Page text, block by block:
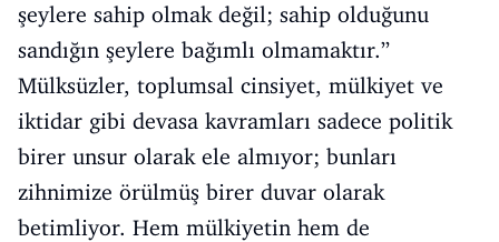
şeylere sahip olmak değil; sahip olduğunu
sandığın şeylere bağımlı olmamaktır.”
Mülksüzler, toplumsal cinsiyet, mülkiyet ve
iktidar gibi devasa kavramları sadece politik
birer unsur olarak ele almıyor; bunları
zihnimize örülmüş birer duvar olarak
betimliyor. Hem mülkiyetin hem de